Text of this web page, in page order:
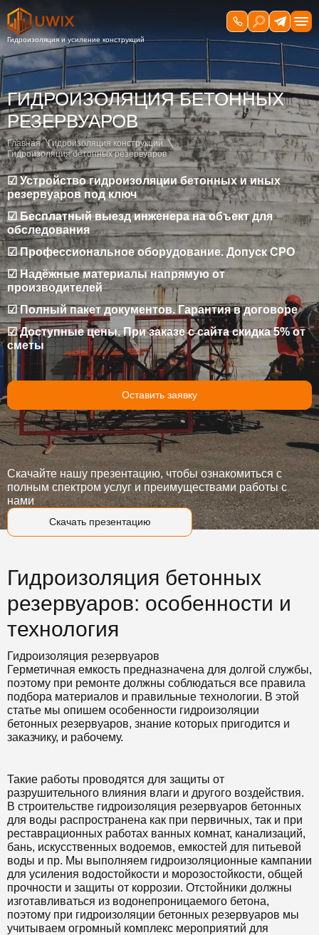
ГИДРОИЗОЛЯЦИЯ БЕТОННЫХ
РЕЗЕРВУАРОВ
Главная
Гидроизоляция конструкций
Гидроизоляция бетонных резервуаров
☑ Устройство гидроизоляции бетонных и иных
резервуаров под ключ
☑ Бесплатный выезд инженера на объект для
обследования
☑ Профессиональное оборудование. Допуск СРО
☑ Надёжные материалы напрямую от
производителей
☑ Полный пакет документов. Гарантия в договоре
☑ Доступные цены. При заказе с сайта скидка 5% от
сметы
Оставить заявку
Скачать презентацию
Скачайте нашу презентацию, чтобы ознакомиться с
полным спектром услуг и преимуществами работы с
нами
Гидроизоляция бетонных
резервуаров: особенности и
технология
Гидроизоляция резервуаров
Герметичная емкость предназначена для долгой службы,
поэтому при ремонте должны соблюдаться все правила
подбора материалов и правильные технологии. В этой
статье мы опишем особенности гидроизоляции
бетонных резервуаров, знание которых пригодится и
заказчику, и рабочему.
Такие работы проводятся для защиты от
разрушительного влияния влаги и другого воздействия.
В строительстве гидроизоляция резервуаров бетонных
для воды распространена как при первичных, так и при
реставрационных работах ванных комнат, канализаций,
бань, искусственных водоемов, емкостей для питьевой
воды и пр. Мы выполняем гидроизоляционные кампании
для усиления водостойкости и морозостойкости, общей
прочности и защиты от коррозии. Отстойники должны
изготавливаться из водонепроницаемого бетона,
поэтому при гидроизоляции бетонных резервуаров мы
учитываем огромный комплекс мероприятий для